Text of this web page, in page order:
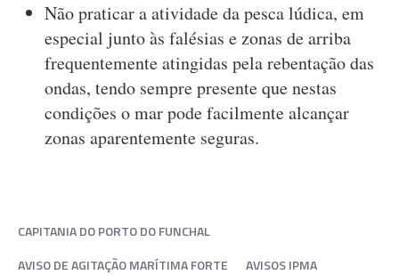
Não praticar a atividade da pesca lúdica, em
especial junto às falésias e zonas de arriba
frequentemente atingidas pela rebentação das
ondas, tendo sempre presente que nestas
condições o mar pode facilmente alcançar
zonas aparentemente seguras.
CAPITANIA DO PORTO DO FUNCHAL
AVISO DE AGITAÇÃO MARÍTIMA FORTE
AVISOS IPMA